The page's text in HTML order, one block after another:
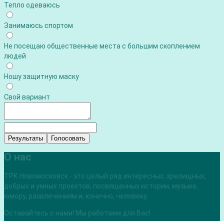
Тепло одеваюсь
Занимаюсь спортом
Не посещаю общественные места с большим скоплением
людей
Ношу защитную маску
Свой вариант
Результаты Голосовать
О нас
ТРК Новомосковск - это целый ряд интересных, зрелищных,
добрых и умных проектов, посвященных истории, музыке,
юмору, развлечениям и, конечно, человеку.
Оставайтесь с нами! Мы работаем для Вас!